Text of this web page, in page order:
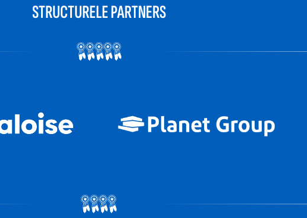
STRUCTURELE PARTNERS